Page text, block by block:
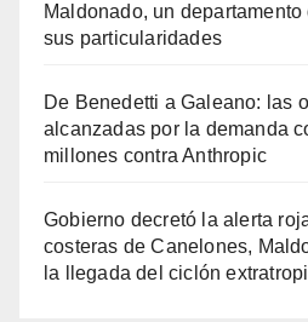
Maldonado, un
sus particularidades
De Benedetti a Galeano: las
alcanzadas por la demanda
millones contra Anthropic
Gobierno decretó la alerta
costeras de Canelones,
la llegada del ciclón